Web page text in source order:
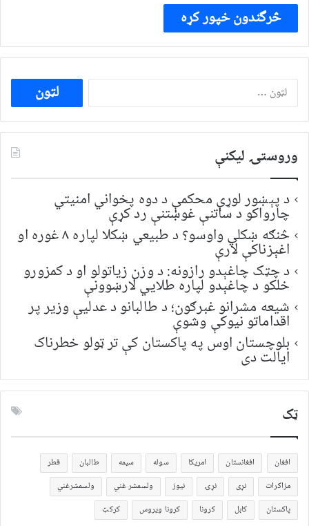
ددی
لپاره
لټون:
وروستۍ ليکنې
د پېښور لوړې محکمې د دوه پخواني امنیتي
چارواکو د ساتنې غوښتنې رد کړې
څنګه ښکلي واوسو؟ د طبیعي ښکلا لپاره ۸ غوره او
اغېزناکې لارې
د چټک چاغېدو رازونه: د وزن زیاتولو او د کمزورو
خلکو د چاغېدو لپاره طلایي لارښوونې
شیعه مشرانو غبرګون؛ د طالبانو د عدلیې وزیر پر
اقداماتو نیوکې وشوې
بلوچستان اوس په پاکستان کې تر ټولو خطرناک
ایالت دی
ټک
افغان افغانستان امریکا سوله سیمه طالبان
قطر
مزاکرات
نړی نړۍ نیوز ولسمشر غني
ولسمشرغني
پاکستان
کابل کرونا کرونا ویروس کرکټ